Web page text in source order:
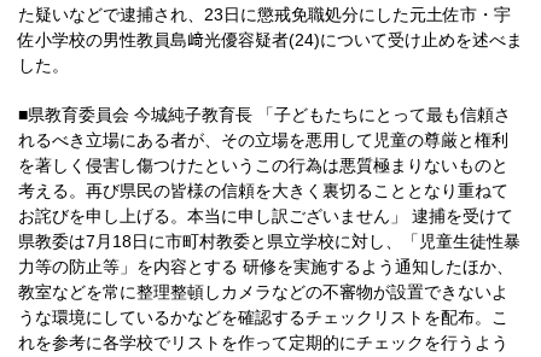
た疑いなどで逮捕され、23日に懲戒免職処分にした元土佐市・宇
佐小学校の男性教員島﨑光優容疑者(24)について受け止めを述べま
した。
■県教育委員会 今城純子教育長 「子どもたちにとって最も信頼さ
れるべき立場にある者が、その立場を悪用して児童の尊厳と権利
を著しく侵害し傷つけたというこの行為は悪質極まりないものと
考える。再び県民の皆様の信頼を大きく裏切ることとなり重ねて
お詫びを申し上げる。本当に申し訳ございません」 逮捕を受けて
県教委は7月18日に市町村教委と県立学校に対し、「児童生徒性暴
力等の防止等」を内容とする 研修を実施するよう通知したほか、
教室などを常に整理整頓しカメラなどの不審物が設置できないよ
うな環境にしているかなどを確認するチェックリストを配布。こ
れを参考に各学校でリストを作って定期的にチェックを行うよう